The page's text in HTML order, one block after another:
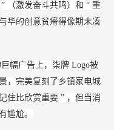
” （激发奋斗共鸣）和 “ 重
华的创意贫瘠得像期末凑
幅广告上，柒牌 Logo被
，完美复刻了乡镇家电城
住比欣赏重要 ” ，但当消
尴尬。